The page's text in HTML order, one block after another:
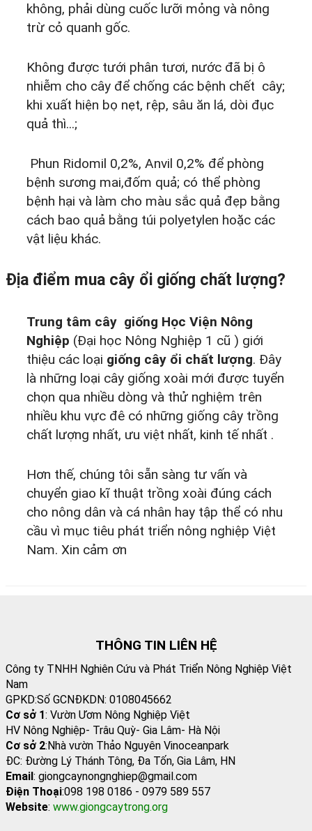
không, phải dùng cuốc lưỡi mỏng và nông
trừ cỏ quanh gốc.
Không được tưới phân tươi, nước đã bị ô
nhiễm cho cây để chống các bệnh chết cây;
khi xuất hiện bọ nẹt, rệp, sâu ăn lá, dòi đục
quả thì...;
Phun Ridomil 0,2%, Anvil 0,2% để phòng
bệnh sương mai,đốm quả; có thể phòng
bệnh hại và làm cho màu sắc quả đẹp bằng
cách bao quả bằng túi polyetylen hoặc các
vật liệu khác.
Địa điểm mua cây ổi giống chất lượng?
Trung tâm cây giống Học Viện Nông
Nghiệp (Đại học Nông Nghiệp 1 cũ ) giới
thiệu các loại giống cây ổi chất lượng. Đây
là những loại cây giống xoài mới được tuyển
chọn qua nhiều dòng và thử nghiệm trên
nhiều khu vực đê có những giống cây trồng
chất lượng nhất, ưu việt nhất, kinh tế nhất .
Hơn thế, chúng tôi sẵn sàng tư vấn và
chuyển giao kĩ thuật trồng xoài đúng cách
cho nông dân và cá nhân hay tập thể có nhu
cầu vì mục tiêu phát triển nông nghiệp Việt
Nam. Xin cảm ơn
THÔNG TIN LIÊN HỆ
Công ty TNHH Nghiên Cứu và Phát Triển Nông Nghiệp Việt
Nam
GPKD:Số GCNĐKDN: 0108045662
Cơ sở 1: Vườn Ươm Nông Nghiệp Việt
HV Nông Nghiệp- Trâu Quỳ- Gia Lâm- Hà Nội
Cơ sở 2:Nhà vườn Thảo Nguyên Vinoceanpark
ĐC: Đường Lý Thánh Tông, Đa Tốn, Gia Lâm, HN
Email: giongcaynongnghiep@gmail.com
Điện Thoại:098 198 0186 - 0979 589 557
Website: www.giongcaytrong.org